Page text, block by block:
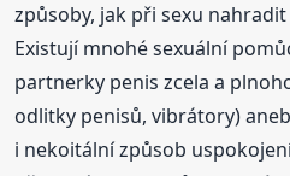
způsoby, jak při sexu
Existují mnohé sexuální
partnerky penis zcela a
odlitky penisů, vibrátory)
i nekoitální způsob